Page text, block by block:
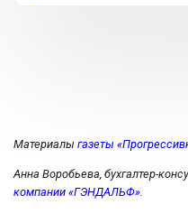
Материалы газеты
Анна Воробьева, бухгалтер-
компании «ГЭНДАЛЬФ».